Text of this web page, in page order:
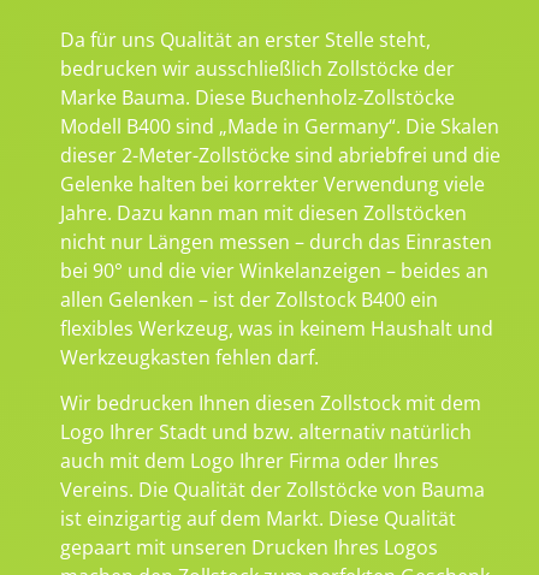
Da für uns Qualität an erster Stelle steht,
bedrucken wir ausschließlich Zollstöcke der
Marke Bauma. Diese Buchenholz-Zollstöcke
Modell B400 sind „Made in Germany“. Die Skalen
dieser 2-Meter-Zollstöcke sind abriebfrei und die
Gelenke halten bei korrekter Verwendung viele
Jahre. Dazu kann man mit diesen Zollstöcken
nicht nur Längen messen – durch das Einrasten
bei 90° und die vier Winkelanzeigen – beides an
allen Gelenken – ist der Zollstock B400 ein
flexibles Werkzeug, was in keinem Haushalt und
Werkzeugkasten fehlen darf.
Wir bedrucken Ihnen diesen Zollstock mit dem
Logo Ihrer Stadt und bzw. alternativ natürlich
auch mit dem Logo Ihrer Firma oder Ihres
Vereins. Die Qualität der Zollstöcke von Bauma
ist einzigartig auf dem Markt. Diese Qualität
gepaart mit unseren Drucken Ihres Logos